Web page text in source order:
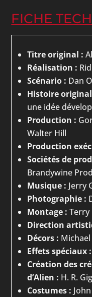
FICHE
Titre original :
Réalisation :
Scénario : Dan
Histoire
une idée
Production :
Walter Hill
Production
Sociétés de
Brandywine
Musique : Jerry
Photographie :
Montage : Terry
Direction
Décors :
Effets spéciaux :
Création des
d’Alien : H. R.
Costumes :